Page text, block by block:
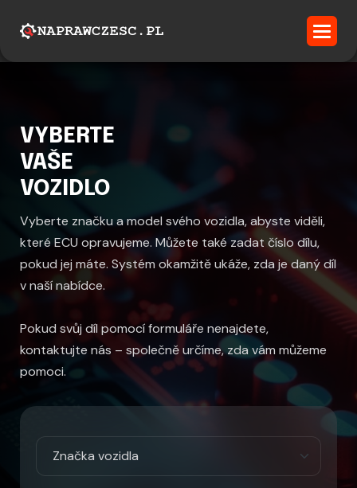
VYBERTE
VAŠE
VOZIDLO
Vyberte značku a model svého vozidla, abyste viděli,
které ECU opravujeme. Můžete také zadat číslo dílu,
pokud jej máte. Systém okamžitě ukáže, zda je daný díl
v naší nabídce.
Pokud svůj díl pomocí formuláře nenajdete,
kontaktujte nás – společně určíme, zda vám můžeme
pomoci.